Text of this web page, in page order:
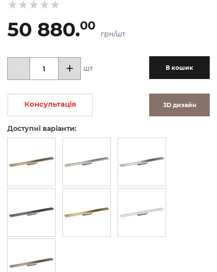
50 880.00
грн/шт
шт В кошик
Консультація 3D дизайн
Доступні варіанти: